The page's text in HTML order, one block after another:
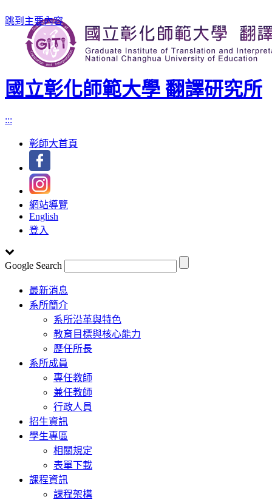
跳到主要內容
國立彰化師範大學 翻譯研究所
:::
彰師大首頁
網站導覽
English
登入
Google Search
Toggle
navigation
最新消息
系所簡介
系所沿革與特色
教育目標與核心能力
歷任所長
系所成員
專任教師
兼任教師
行政人員
招生資訊
學生專區
相關規定
表單下載
課程資訊
課程架構